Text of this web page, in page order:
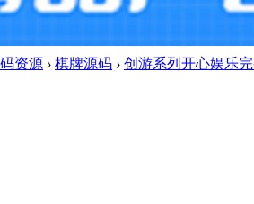
资源 › 棋牌源码 › 创游系列开心娱乐